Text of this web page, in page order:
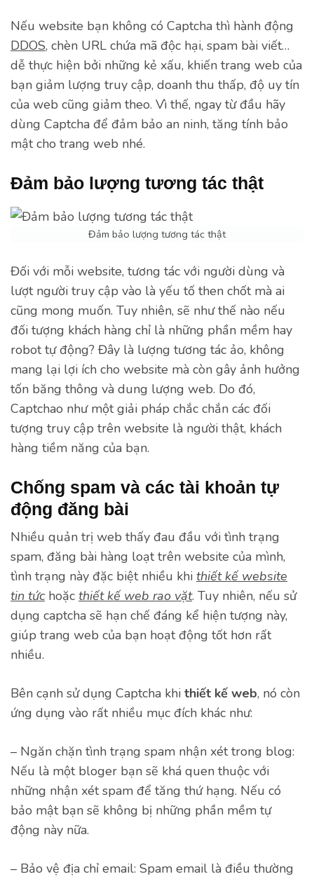
Nếu website bạn không có Captcha thì hành động
DDOS, chèn URL chứa mã độc hại, spam bài viết…
dễ thực hiện bởi những kẻ xấu, khiến trang web của
bạn giảm lượng truy cập, doanh thu thấp, độ uy tín
của web cũng giảm theo. Vì thế, ngay từ đầu hãy
dùng Captcha để đảm bảo an ninh, tăng tính bảo
mật cho trang web nhé.
Đảm bảo lượng tương tác thật
Đảm bảo lượng tương tác thật
Đối với mỗi website, tương tác với người dùng và
lượt người truy cập vào là yếu tố then chốt mà ai
cũng mong muốn. Tuy nhiên, sẽ như thế nào nếu
đối tượng khách hàng chỉ là những phần mềm hay
robot tự động? Đây là lượng tương tác ảo, không
mang lại lợi ích cho website mà còn gây ảnh hưởng
tốn băng thông và dung lượng web. Do đó,
Captchao như một giải pháp chắc chắn các đối
tượng truy cập trên website là người thật, khách
hàng tiềm năng của bạn.
Chống spam và các tài khoản tự
động đăng bài
Nhiều quản trị web thấy đau đầu với tình trạng
spam, đăng bài hàng loạt trên website của mình,
tình trạng này đặc biệt nhiều khi thiết kế website
tin tứchoặc thiết kế web rao vặt. Tuy nhiên, nếu sử
dụng captcha sẽ hạn chế đáng kể hiện tượng này,
giúp trang web của bạn hoạt động tốt hơn rất
nhiều.
Bên cạnh sử dụng Captcha khi thiết kế web, nó còn
ứng dụng vào rất nhiều mục đích khác như:
– Ngăn chặn tình trạng spam nhận xét trong blog:
Nếu là một bloger bạn sẽ khá quen thuộc với
những nhận xét spam để tăng thứ hạng. Nếu có
bảo mật bạn sẽ không bị những phần mềm tự
động này nữa.
– Bảo vệ địa chỉ email: Spam email là điều thường